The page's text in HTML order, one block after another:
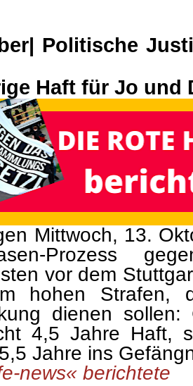
Politische
Haft für Jo und
Mittwoch, 13.
Prozess
vor dem
hohen Strafen,
dienen
4,5 Jahre Haft,
Jahre ins
news« berichtete